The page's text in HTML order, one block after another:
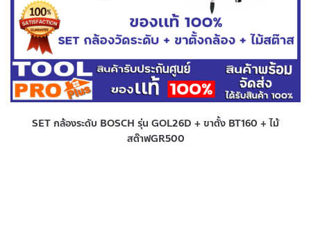
SET กล้องระดับ BOSCH รุ่น GOL26D + ขาตั้ง BT160 + ไม้
สต๊าฟGR500